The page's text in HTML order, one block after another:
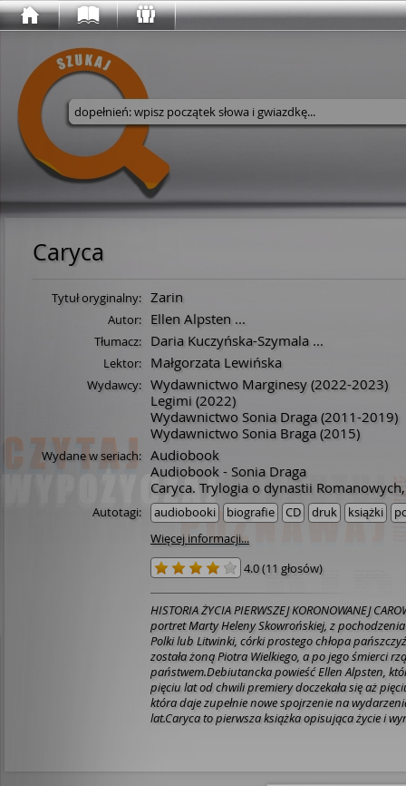
Wyszukaj w serwisie
Caryca
Tytuł oryginalny: Zarin
Autor: Ellen Alpsten ...
Tłumacz: Daria Kuczyńska-Szymala ...
Lektor: Małgorzata Lewińska
Wydawcy: Wydawnictwo Marginesy (2022-2023)
Legimi (2022)
Wydawnictwo Sonia Draga (2011-2019)
Wydawnictwo Sonia Braga (2015)
Wydane w seriach: Audiobook
Audiobook - Sonia Draga
Caryca. Trylogia o dynastii Romanowych,
Autotagi: audiobooki biografie CD druk książki
Więcej informacji...
4.0(11 głosów)
HISTORIA ŻYCIA PIERWSZEJ KORONOWANEJ
portret Marty Heleny Skowrońskiej, z
Polki lub Litwinki, córki prostego chłopa
została żoną Piotra Wielkiego, a po jego śmierci
państwem.Debiutancka powieść Ellen Alpsten,
pięciu lat od chwili premiery doczekała się aż
która daje zupełnie nowe spojrzenie na
lat.Caryca to pierwsza książka opisująca życie i